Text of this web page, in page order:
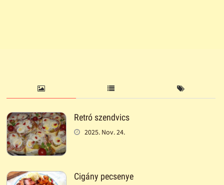
Retró szendvics
2025. Nov. 24.
Cigány pecsenye